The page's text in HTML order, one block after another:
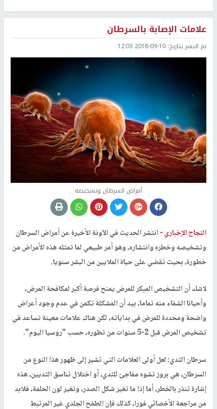
علامات الإصابة بالسرطان
تم النشر بتاريخ: 2018-09-10 12:03
أمراض السرطان وتشخيصه
النجاح الإخباري -انتشر الحديث في الآونة الأخيرة عن أمراض السرطان
وتشخيصه وخطره وانتشاره، وهو أمر طبيعي لما تمثله هذه الأمراض من
خطورة، بحيث تقضي على حياة الملايين من البشر سنويا.
لاشك أن التشخيص المبكر للمرض يمنح فرصة أكبر لمكافحة المرض،
وأحيانا الشفاء منه تماما، بيد أن المشكلة تكمن في عدم وجود أعراض
واضحة ومحددة للمرض في بداياته، لكن هناك علامات معينة تساعد في
تشخيص المرض قبل 2-5 سنوات من تطوره، حسب "روسيا اليوم".
سرطان الثدي: لعل أولى العلامات التي تشير إلى ظهور هذا النوع من
السرطان، هي بروز تشوه مفاجئ للثدي، أو اختلال تناسق الثديين، هذه
إشارة تنذر بالخطر، أما إذا ما تغير شكل الصدر، وتغير لون الحلمة، فلابد
من مراجعة الأخصائي فورا، كذلك فإن الطفح الجلدي غير المرتبط